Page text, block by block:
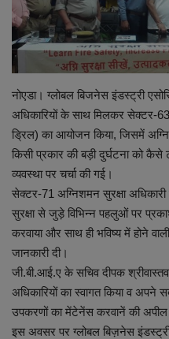
शिक्षा
स्वास्थ्य
राष्ट्रीय
व्यापार
रोजगार
NEWS
वीडियो
टेक वर्ल्ड
नोएडा। ग्लोबल बिजनेस इंडस्ट्री
अधिकारियों के साथ मिलकर सेक्टर-
ड्रिल) का आयोजन किया, जिसमें अग्नि
किसी प्रकार की बड़ी दुर्घटना को
व्यवस्था पर चर्चा की गई।
सेक्टर-71 अग्निशमन सुरक्षा
सुरक्षा से जुड़े विभिन्न पहलुओं पर
करवाया और साथ ही भविष्य में होने
जानकारी दी।
जी.बी.आई.ए के सचिव दीपक
अधिकारियों का स्वागत किया व अपने
उपकरणों का मेंटेनेंस करवानें की अपील
इस अवसर पर ग्लोबल बिज़नेस